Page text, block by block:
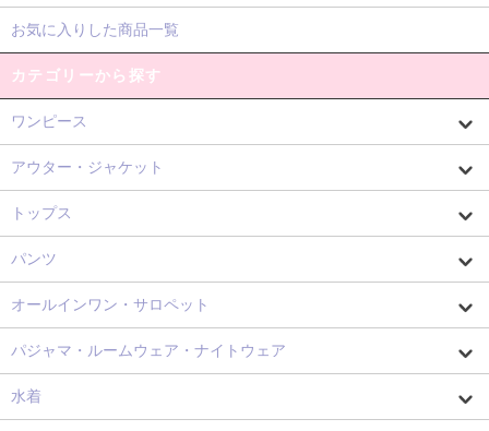
お気に入りした商品一覧
カテゴリーから探す
ワンピース
アウター・ジャケット
トップス
パンツ
オールインワン・サロペット
パジャマ・ルームウェア・ナイトウェア
水着